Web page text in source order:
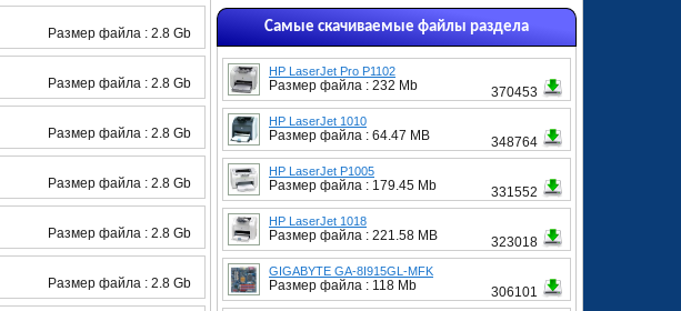
Самые скачиваемые файлы раздела
HP LaserJet Pro P1102
Размер файла : 232 Mb 370453
HP LaserJet 1010
Размер файла : 64.47 MB 348764
HP LaserJet P1005
Размер файла : 179.45 Mb 331552
HP LaserJet 1018
Размер файла : 221.58 MB 323018
GIGABYTE GA-8I915GL-MFK
Размер файла : 118 Mb 306101
Размер файла : 2.8 Gb
Размер файла : 2.8 Gb
Размер файла : 2.8 Gb
Размер файла : 2.8 Gb
Размер файла : 2.8 Gb
Размер файла : 2.8 Gb